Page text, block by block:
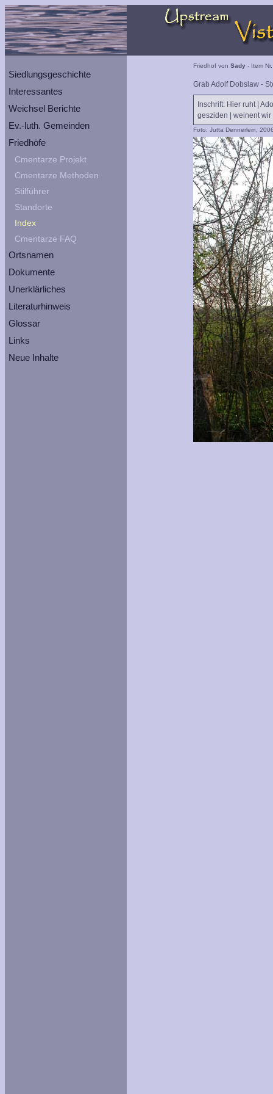
Siedlungsgeschichte
Interessantes
Weichsel Berichte
Ev.-luth. Gemeinden
Friedhöfe
Cmentarze Projekt
Cmentarze Methoden
Stilführer
Standorte
Index
Cmentarze FAQ
Ortsnamen
Dokumente
Unerklärliches
Literaturhinweis
Glossar
Links
Neue Inhalte
Friedhof von Sady - Item
Grab Adolf Dobslaw -
Inschrift: Hier ruht |
gesziden | weinent
Foto: Jutta Dennerlein,